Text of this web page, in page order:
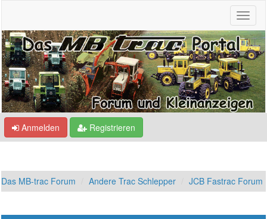
Anmelden Registrieren
Das MB-trac Forum Andere Trac Schlepper JCB Fastrac Forum